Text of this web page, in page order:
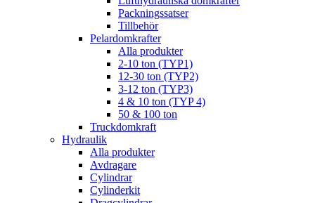
Packningssatser
Tillbehör
Pelardomkrafter
Alla produkter
2-10 ton (TYP1)
12-30 ton (TYP2)
3-12 ton (TYP3)
4 & 10 ton (TYP 4)
50 & 100 ton
Truckdomkraft
Hydraulik
Alla produkter
Avdragare
Cylindrar
Cylinderkit